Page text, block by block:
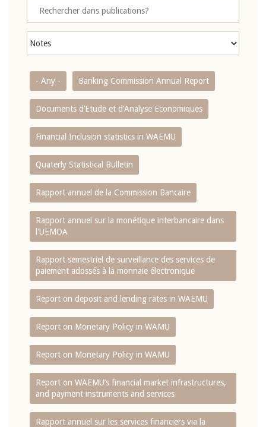
- Any - Banking Commission Annual Report
Documents d’Etude et d’Analyse Economiques
Financial Inclusion statistics in WAEMU
Quaterly Statistical Bulletin
Rapport annuel de la Commission Bancaire
Rapport annuel sur la monétique interbancaire dans
l'UEMOA
Rapport semestriel de surveillance des services de
paiement adossés à la monnaie électronique
Report on deposit and lending rates in WAEMU
Report on Monetary Policy in WAMU
Report on Monetary Policy in WAMU
Report on WAEMU’s financial market infrastructures,
and payment instruments and services
Rapport annuel sur les services financiers via la